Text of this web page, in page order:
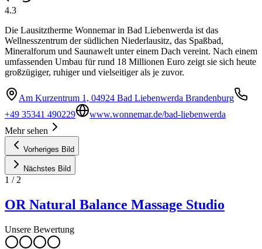
4.3
Die Lausitztherme Wonnemar in Bad Liebenwerda ist das
Wellnesszentrum der südlichen Niederlausitz, das Spaßbad,
Mineralforum und Saunawelt unter einem Dach vereint. Nach einem
umfassenden Umbau für rund 18 Millionen Euro zeigt sie sich heute
großzügiger, ruhiger und vielseitiger als je zuvor.
Am Kurzentrum 1, 04924 Bad Liebenwerda Brandenburg
+49 35341 490229
www.wonnemar.de/bad-liebenwerda
Mehr sehen
Vorheriges Bild
Nächstes Bild
1 / 2
OR Natural Balance Massage Studio
Unsere Bewertung